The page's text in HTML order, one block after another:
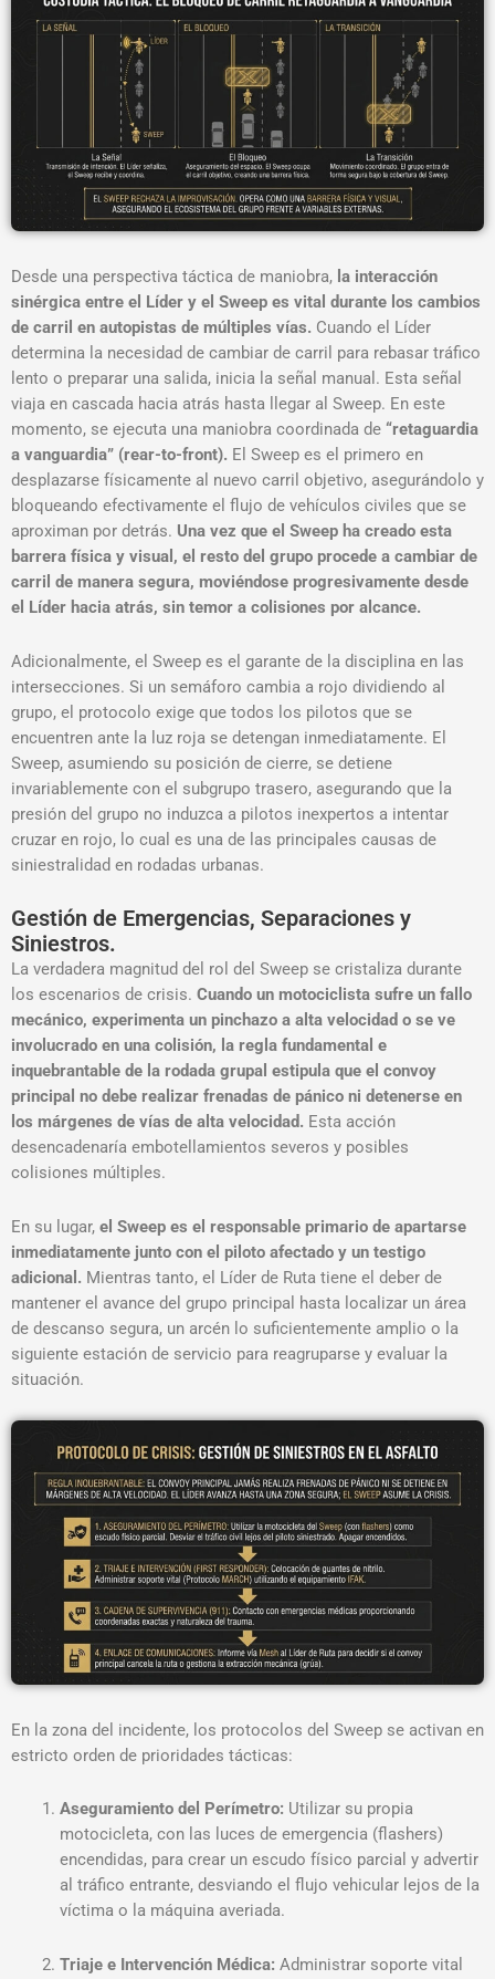
Desde una perspectiva táctica de maniobra, la interacción
sinérgica entre el Líder y el Sweep es vital durante los cambios
de carril en autopistas de múltiples vías. Cuando el Líder
determina la necesidad de cambiar de carril para rebasar tráfico
lento o preparar una salida, inicia la señal manual. Esta señal
viaja en cascada hacia atrás hasta llegar al Sweep. En este
momento, se ejecuta una maniobra coordinada de “retaguardia
a vanguardia” (rear-to-front). El Sweep es el primero en
desplazarse físicamente al nuevo carril objetivo, asegurándolo y
bloqueando efectivamente el flujo de vehículos civiles que se
aproximan por detrás. Una vez que el Sweep ha creado esta
barrera física y visual, el resto del grupo procede a cambiar de
carril de manera segura, moviéndose progresivamente desde
el Líder hacia atrás, sin temor a colisiones por alcance.
Adicionalmente, el Sweep es el garante de la disciplina en las
intersecciones. Si un semáforo cambia a rojo dividiendo al
grupo, el protocolo exige que todos los pilotos que se
encuentren ante la luz roja se detengan inmediatamente. El
Sweep, asumiendo su posición de cierre, se detiene
invariablemente con el subgrupo trasero, asegurando que la
presión del grupo no induzca a pilotos inexpertos a intentar
cruzar en rojo, lo cual es una de las principales causas de
siniestralidad en rodadas urbanas.
Gestión de Emergencias, Separaciones y
Siniestros.
La verdadera magnitud del rol del Sweep se cristaliza durante
los escenarios de crisis. Cuando un motociclista sufre un fallo
mecánico, experimenta un pinchazo a alta velocidad o se ve
involucrado en una colisión, la regla fundamental e
inquebrantable de la rodada grupal estipula que el convoy
principal no debe realizar frenadas de pánico ni detenerse en
los márgenes de vías de alta velocidad. Esta acción
desencadenaría embotellamientos severos y posibles
colisiones múltiples.
En su lugar, el Sweep es el responsable primario de apartarse
inmediatamente junto con el piloto afectado y un testigo
adicional . Mientras tanto, el Líder de Ruta tiene el deber de
mantener el avance del grupo principal hasta localizar un área
de descanso segura, un arcén lo suficientemente amplio o la
siguiente estación de servicio para reagruparse y evaluar la
situación.
En la zona del incidente, los protocolos del Sweep se activan en
estricto orden de prioridades tácticas:
Aseguramiento del Perímetro: Utilizar su propia
motocicleta, con las luces de emergencia (flashers)
encendidas, para crear un escudo físico parcial y advertir
al tráfico entrante, desviando el flujo vehicular lejos de la
víctima o la máquina averiada.
Triaje e Intervención Médica: Administrar soporte vital